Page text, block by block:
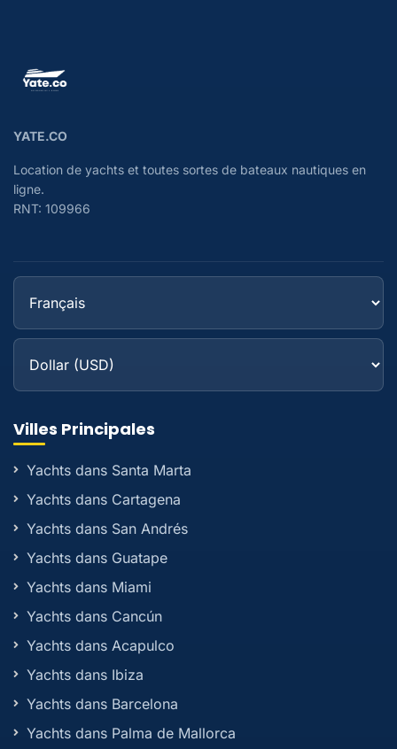
YATE.CO
Location de yachts et toutes sortes de bateaux nautiques en
ligne.
RNT: 109966
Villes Principales
Yachts dans Santa Marta
Yachts dans Cartagena
Yachts dans San Andrés
Yachts dans Guatape
Yachts dans Miami
Yachts dans Cancún
Yachts dans Acapulco
Yachts dans Ibiza
Yachts dans Barcelona
Yachts dans Palma de Mallorca